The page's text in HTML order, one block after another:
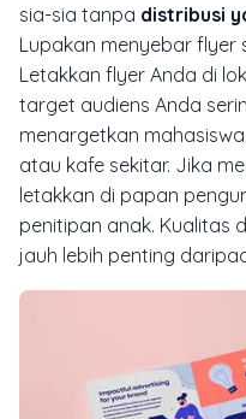
sia-sia tanpa distribusi
Lupakan menyebar flyer
Letakkan flyer Anda di
target audiens Anda
menargetkan
atau kafe sekitar. Jika
letakkan di papan
penitipan anak. Kualitas
jauh lebih penting